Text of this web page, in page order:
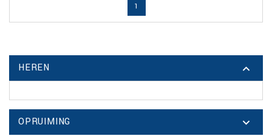
1
HEREN 
OPRUIMING 